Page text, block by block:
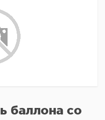
баллона со